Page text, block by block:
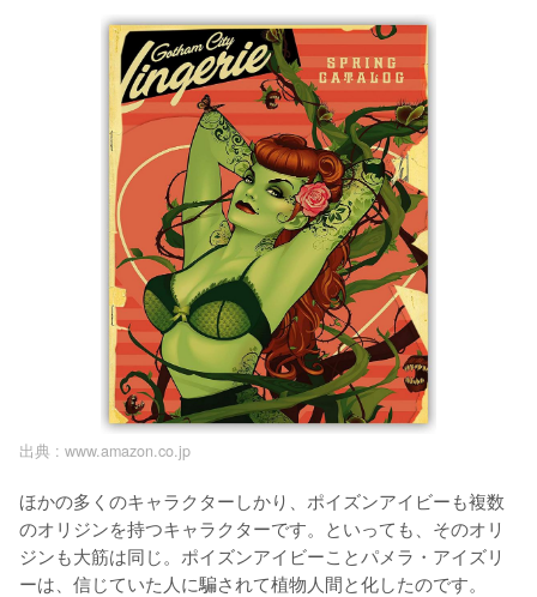
出典 : www.amazon.co.jp
ほかの多くのキャラクターしかり、ポイズンアイビーも複数
のオリジンを持つキャラクターです。といっても、そのオリ
ジンも大筋は同じ。ポイズンアイビーことパメラ・アイズリ
ーは、信じていた人に騙されて植物人間と化したのです。